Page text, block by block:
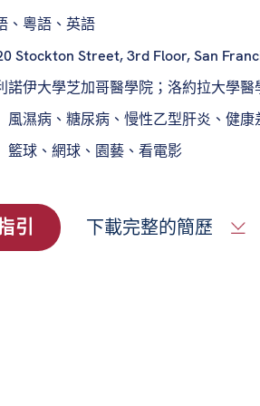
、粵語、英語
Stockton Street, 3rd Floor, San
諾伊大學芝加哥醫學院；洛約拉大學
風濕病、糖尿病、慢性乙型肝炎、健康
籃球、網球、園藝、看電影
引 下載完整的簡歷